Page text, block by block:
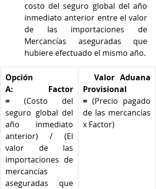
costo del seguro global del año
inmediato anterior entre el valor
de las importaciones de
Mercancías aseguradas que
hubiere efectuado el mismo año.
Opción
A:
Factor
= (Costo del
seguro global del
año inmediato
anterior) / (El
valor de las
importaciones de
mercancías
aseguradas que
Valor Aduana
Provisional
= (Precio pagado
de las mercancías
x Factor)